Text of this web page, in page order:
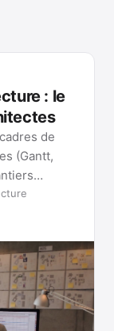
: le
de
(Gantt,